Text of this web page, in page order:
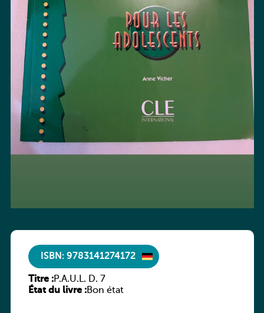
ISBN: 9783141274172
Titre :P.A.U.L. D. 7
État du livre :Bon état